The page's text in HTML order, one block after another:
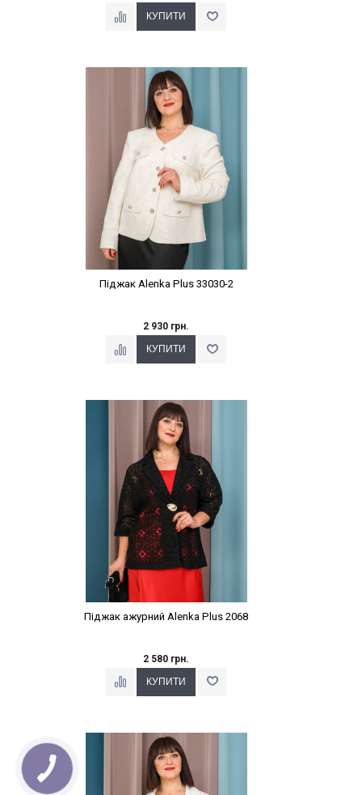
Наклейки Варіант з %
Піджак Alenka Plus 33030-2
2 930 грн.
Наклейки Варіант з %
Піджак ажурний Alenka Plus 2068
2 580 грн.
Наклейки Варіант з %